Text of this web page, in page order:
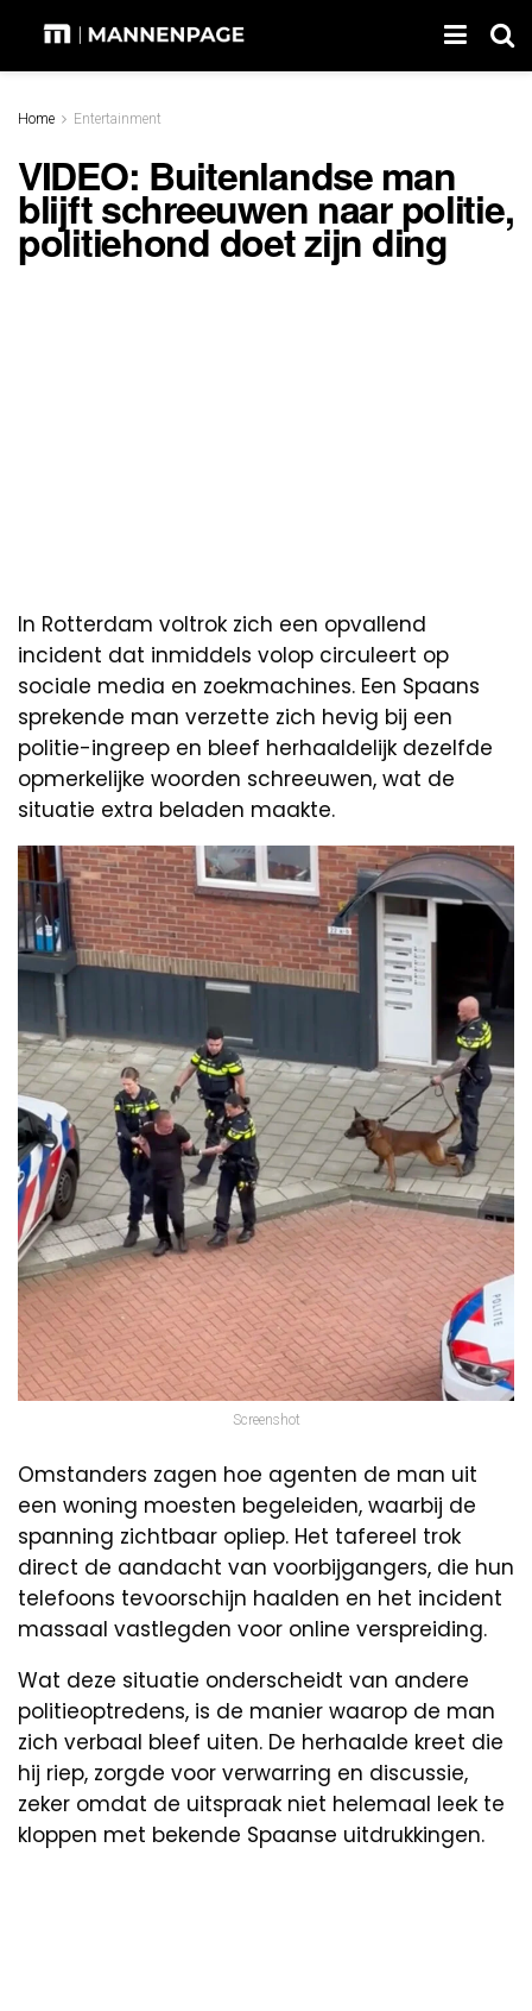
Home Entertainment
VIDEO: Buitenlandse man
blijft schreeuwen naar politie,
politiehond doet zijn ding
In Rotterdam voltrok zich een opvallend
incident dat inmiddels volop circuleert op
sociale media en zoekmachines. Een Spaans
sprekende man verzette zich hevig bij een
politie-ingreep en bleef herhaaldelijk dezelfde
opmerkelijke woorden schreeuwen, wat de
situatie extra beladen maakte.
Screenshot
Omstanders zagen hoe agenten de man uit
een woning moesten begeleiden, waarbij de
spanning zichtbaar opliep. Het tafereel trok
direct de aandacht van voorbijgangers, die hun
telefoons tevoorschijn haalden en het incident
massaal vastlegden voor online verspreiding.
Wat deze situatie onderscheidt van andere
politieoptredens, is de manier waarop de man
zich verbaal bleef uiten. De herhaalde kreet die
hij riep, zorgde voor verwarring en discussie,
zeker omdat de uitspraak niet helemaal leek te
kloppen met bekende Spaanse uitdrukkingen.